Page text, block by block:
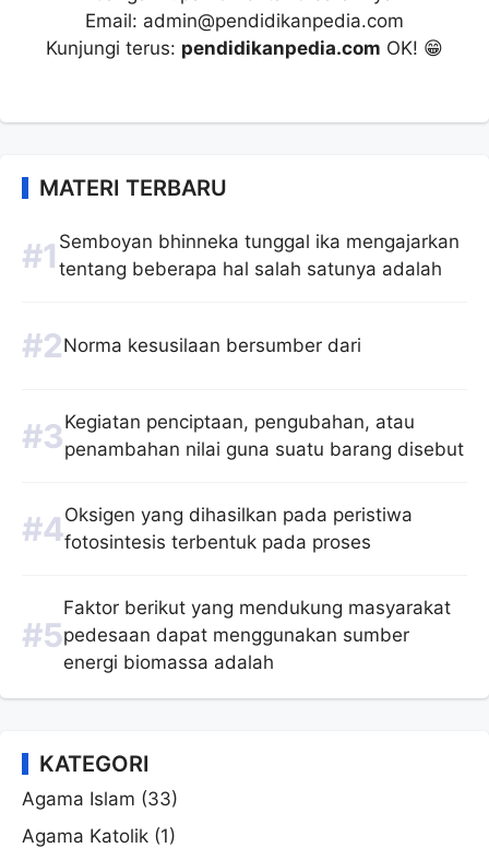
Email: admin@pendidikanpedia.com
Kunjungi terus: pendidikanpedia.com OK! 😁
MATERI TERBARU
Semboyan bhinneka tunggal ika mengajarkan
tentang beberapa hal salah satunya adalah
Norma kesusilaan bersumber dari
Kegiatan penciptaan, pengubahan, atau
penambahan nilai guna suatu barang disebut
Oksigen yang dihasilkan pada peristiwa
fotosintesis terbentuk pada proses
Faktor berikut yang mendukung masyarakat
pedesaan dapat menggunakan sumber
energi biomassa adalah
KATEGORI
Agama Islam (33)
Agama Katolik (1)